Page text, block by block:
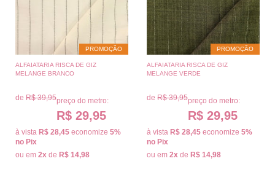
PROMOÇÃO
ALFAIATARIA RISCA DE GIZ
MELANGE BRANCO
de R$ 39,95preço do metro:
R$ 29,95
à vista R$ 28,45 economize 5%
no Pix
ou em 2x de R$ 14,98
PROMOÇÃO
ALFAIATARIA RISCA DE GIZ
MELANGE VERDE
de R$ 39,95preço do metro:
R$ 29,95
à vista R$ 28,45 economize 5%
no Pix
ou em 2x de R$ 14,98